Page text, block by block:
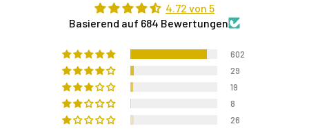
4.72 von 5
Basierend auf 684 Bewertungen
602
29
19
8
26